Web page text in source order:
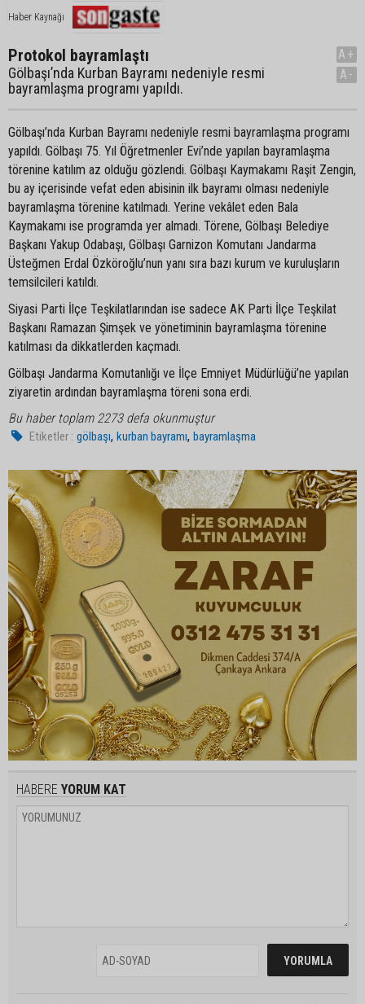
Haber Kaynağı
Protokol bayramlaştı
Gölbaşı’nda Kurban Bayramı nedeniyle resmi
bayramlaşma programı yapıldı.
A+
A-
Gölbaşı’nda Kurban Bayramı nedeniyle resmi bayramlaşma programı
yapıldı. Gölbaşı 75. Yıl Öğretmenler Evi’nde yapılan bayramlaşma
törenine katılım az olduğu gözlendi. Gölbaşı Kaymakamı Raşit Zengin,
bu ay içerisinde vefat eden abisinin ilk bayramı olması nedeniyle
bayramlaşma törenine katılmadı. Yerine vekâlet eden Bala
Kaymakamı ise programda yer almadı. Törene, Gölbaşı Belediye
Başkanı Yakup Odabaşı, Gölbaşı Garnizon Komutanı Jandarma
Üsteğmen Erdal Özköroğlu’nun yanı sıra bazı kurum ve kuruluşların
temsilcileri katıldı.
Siyasi Parti İlçe Teşkilatlarından ise sadece AK Parti İlçe Teşkilat
Başkanı Ramazan Şimşek ve yönetiminin bayramlaşma törenine
katılması da dikkatlerden kaçmadı.
Gölbaşı Jandarma Komutanlığı ve İlçe Emniyet Müdürlüğü’ne yapılan
ziyaretin ardından bayramlaşma töreni sona erdi.
Bu haber toplam 2273 defa okunmuştur
Etiketler : gölbaşı,kurban bayramı,bayramlaşma
HABERE YORUM KAT